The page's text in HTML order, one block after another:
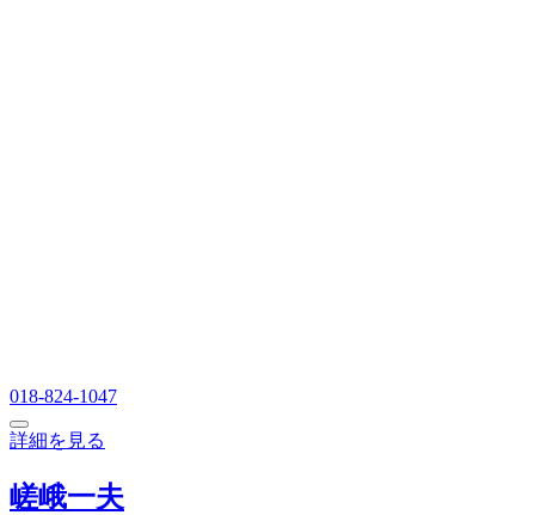
018-824-1047
詳細を見る
嵯峨一夫